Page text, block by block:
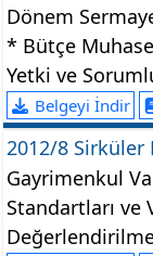
Dönem
* Bütçe
Yetki ve
Belgeyi İndir
2012/8 Sirküler
Gayrimenkul
Standartları ve